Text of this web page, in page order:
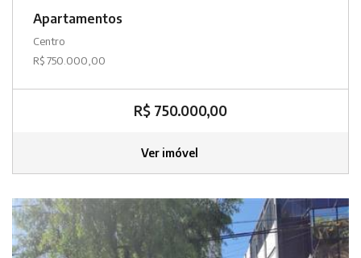
Apartamentos
Centro
R$ 750.000,00
R$ 750.000,00
Ver imóvel